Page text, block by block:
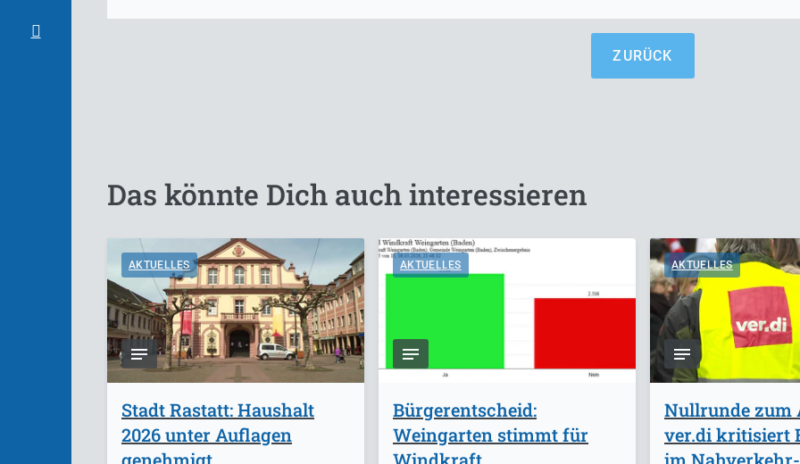
ZURÜCK
Das könnte Dich auch interessieren
AKTUELLES
Stadt Rastatt: Haushalt
2026 unter Auflagen
AKTUELLES
Bürgerentscheid:
Weingarten stimmt für
AKTUELLES
Nullrunde zum
ver.di kritisiert